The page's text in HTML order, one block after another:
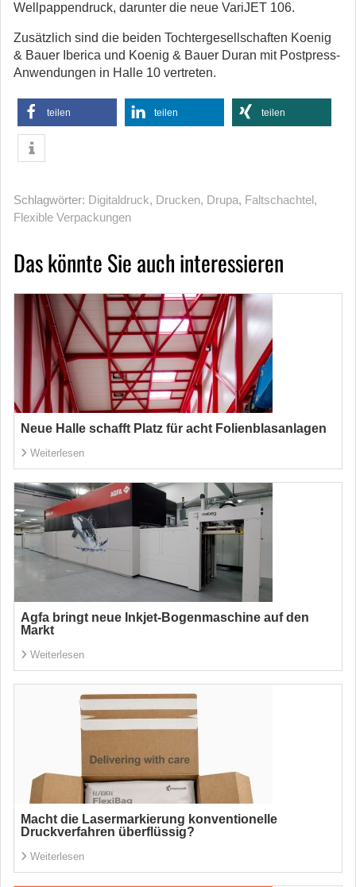
Wellpappendruck, darunter die neue VariJET 106.
Zusätzlich sind die beiden Tochtergesellschaften Koenig
& Bauer Iberica und Koenig & Bauer Duran mit Postpress-
Anwendungen in Halle 10 vertreten.
teilen teilen teilen
Schlagwörter: Digitaldruck, Drucken, Drupa, Faltschachtel,
Flexible Verpackungen
Das könnte Sie auch interessieren
Neue Halle schafft Platz für acht Folienblasanlagen
Weiterlesen
Agfa bringt neue Inkjet-Bogenmaschine auf den
Markt
Weiterlesen
Macht die Lasermarkierung konventionelle
Druckverfahren überflüssig?
Weiterlesen